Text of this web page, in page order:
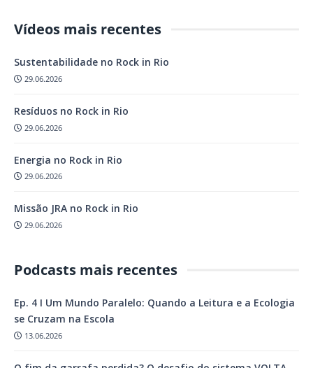
Vídeos mais recentes
Sustentabilidade no Rock in Rio
29.06.2026
Resíduos no Rock in Rio
29.06.2026
Energia no Rock in Rio
29.06.2026
Missão JRA no Rock in Rio
29.06.2026
Podcasts mais recentes
Ep. 4 I Um Mundo Paralelo: Quando a Leitura e a Ecologia
se Cruzam na Escola
13.06.2026